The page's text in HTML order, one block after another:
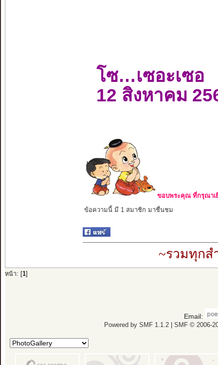
โซ…เซอะเซอ
12 สิงหาคม
ขอบพระคุณ ที่กรุณาเ
ข้อความนี้ มี 1 สมาชิก มาชื่นชม
~รวมทุกส
หน้า: [ 1]
Email:
Powered by SMF 1.1.2| SMF © 2006-